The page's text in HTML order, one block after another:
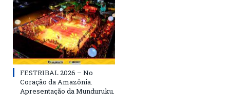
FESTRIBAL 2026 – No
Coração da Amazônia.
Apresentação da Munduruku.